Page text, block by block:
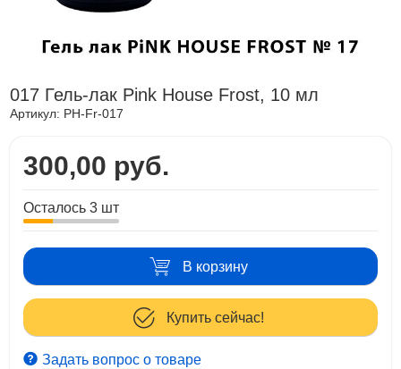
017 Гель-лак Pink House Frost, 10 мл
Артикул: PH-Fr-017
300,00 руб.
Осталось 3 шт
В корзину
Купить сейчас!
Задать вопрос о товаре